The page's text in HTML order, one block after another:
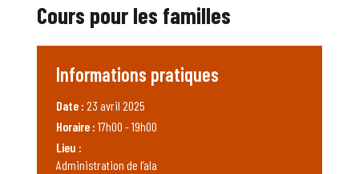
Cours pour les familles
Informations pratiques
Date : 23 avril 2025
Horaire : 17h00 - 19h00
Lieu :
Administration de l’ala